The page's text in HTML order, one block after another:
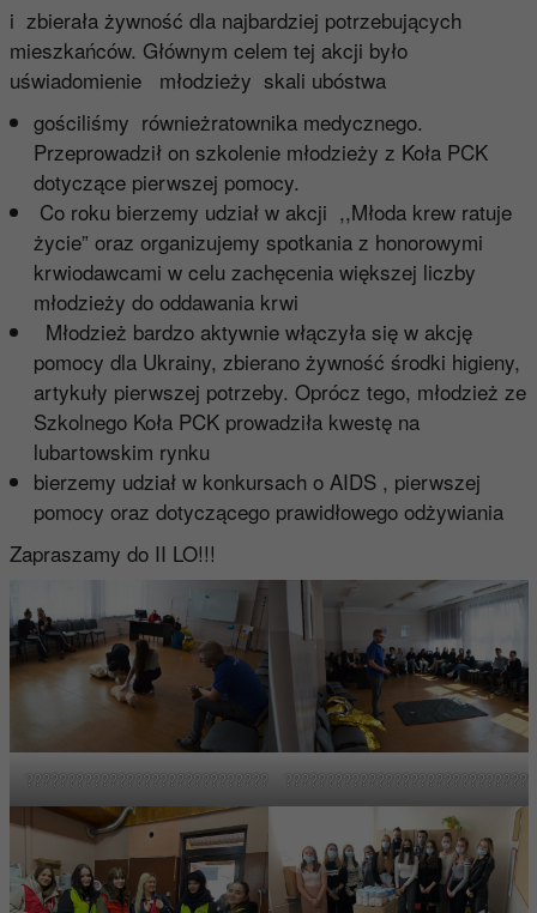
i zbierała żywność dla najbardziej potrzebujących
mieszkańców. Głównym celem tej akcji było
uświadomienie młodzieży skali ubóstwa
gościliśmy równieżratownika medycznego.
Przeprowadził on szkolenie młodzieży z Koła PCK
dotyczące pierwszej pomocy.
Co roku bierzemy udział w akcji ,,Młoda krew ratuje
życie” oraz organizujemy spotkania z honorowymi
krwiodawcami w celu zachęcenia większej liczby
młodzieży do oddawania krwi
Młodzież bardzo aktywnie włączyła się w akcję
pomocy dla Ukrainy, zbierano żywność środki higieny,
artykuły pierwszej potrzeby. Oprócz tego, młodzież ze
Szkolnego Koła PCK prowadziła kwestę na
lubartowskim rynku
bierzemy udział w konkursach o AIDS , pierwszej
pomocy oraz dotyczącego prawidłowego odżywiania
Zapraszamy do II LO!!!
????????????????????????????????????